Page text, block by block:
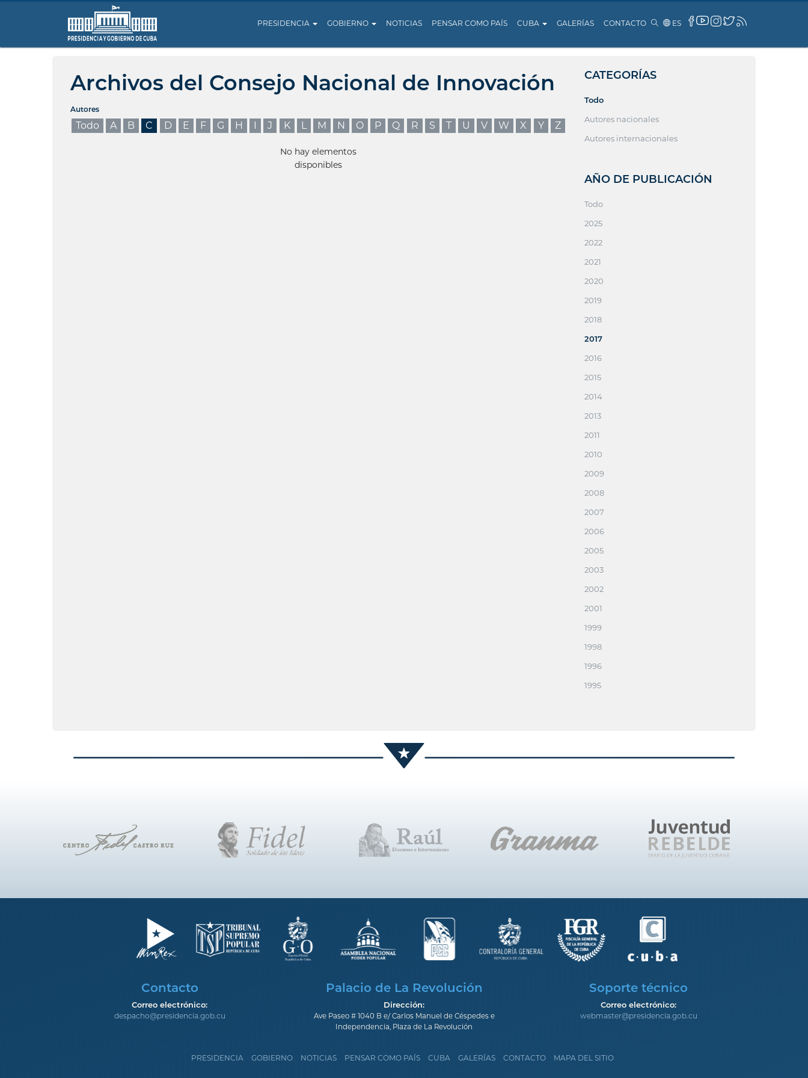
PRESIDENCIA GOBIERNO NOTICIAS PENSAR COMO PAÍS CUBA GALERÍAS CONTACTO ES
Archivos del Consejo Nacional de Innovación
Autores
Todo A B C D E F G H I J K L M N O P Q R S T U V W X Y Z
No hay elementos
disponibles
CATEGORÍAS
Todo
Autores nacionales
Autores internacionales
AÑO DE PUBLICACIÓN
Todo
2025
2022
2021
2020
2019
2018
2017
2016
2015
2014
2013
2011
2010
2009
2008
2007
2006
2005
2003
2002
2001
1999
1998
1996
1995
Contacto
Correo electrónico:
despacho@presidencia.gob.cu
Palacio de La Revolución
Dirección:
Ave Paseo # 1040 B e/ Carlos Manuel de Céspedes e
Independencia, Plaza de La Revolución
Soporte técnico
Correo electrónico:
webmaster@presidencia.gob.cu
PRESIDENCIA GOBIERNO NOTICIAS PENSAR COMO PAÍS CUBA GALERÍAS CONTACTO MAPA DEL SITIO